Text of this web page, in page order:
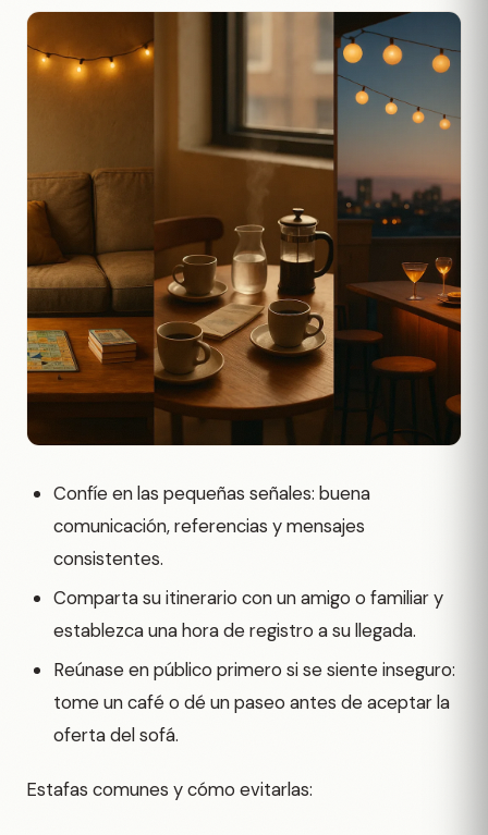
Confíe en las pequeñas señales: buena
comunicación, referencias y mensajes
consistentes.
Comparta su itinerario con un amigo o familiar y
establezca una hora de registro a su llegada.
Reúnase en público primero si se siente inseguro:
tome un café o dé un paseo antes de aceptar la
oferta del sofá.
Estafas comunes y cómo evitarlas: